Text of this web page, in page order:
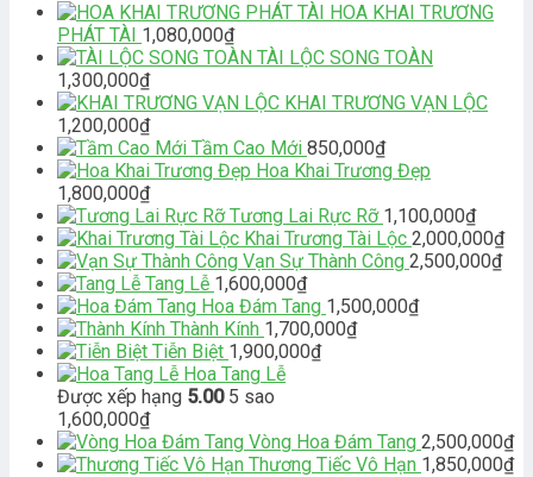
HOA KHAI TRƯƠNG
PHÁT TÀI 1,080,000₫
TÀI LỘC SONG TOÀN
1,300,000₫
KHAI TRƯƠNG VẠN LỘC
1,200,000₫
Tầm Cao Mới 850,000₫
Hoa Khai Trương Đẹp
1,800,000₫
Tương Lai Rực Rỡ 1,100,000₫
Khai Trương Tài Lộc 2,000,000₫
Vạn Sự Thành Công 2,500,000₫
Tang Lễ 1,600,000₫
Hoa Đám Tang 1,500,000₫
Thành Kính 1,700,000₫
Tiễn Biệt 1,900,000₫
Hoa Tang Lễ
Được xếp hạng 5.005 sao
1,600,000₫
Vòng Hoa Đám Tang 2,500,000₫
Thương Tiếc Vô Hạn 1,850,000₫